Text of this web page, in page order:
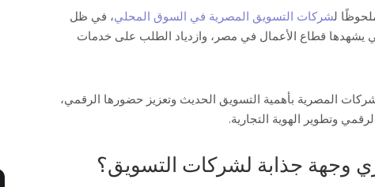
لشركات التسويق المصرية في السوق المحلي، في ظل
يشهدها قطاع الأعمال في مصر، وازدياد الطلب على خدمات
المصرية بأهمية التسويق الحديث وتعزيز حضورها الرقمي،
وتطوير الهوية التجارية.
وجهة جذابة لشركات التسويق؟